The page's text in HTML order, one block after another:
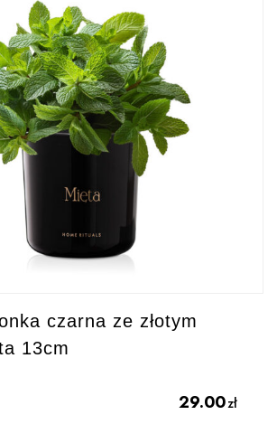
czarna ze złotym
13cm
29.00zł